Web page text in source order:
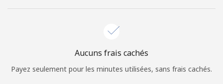
Aucuns frais cachés
Payez seulement pour les minutes utilisées, sans frais cachés.